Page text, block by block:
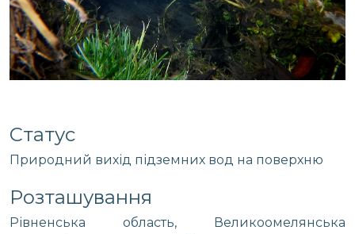
Статус
Природний вихід підземних вод на поверхню
Розташування
Рівненська область, Великоомелянська